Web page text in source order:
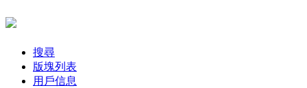
搜尋
版塊列表
用戶信息